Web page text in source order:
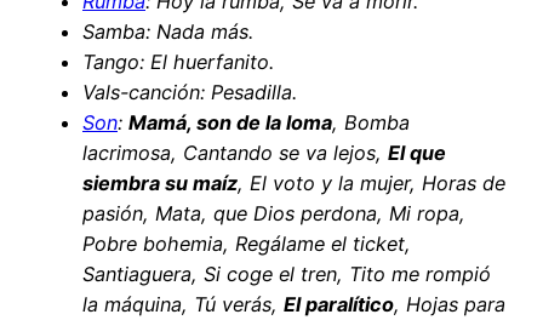
Samba: Nada más.
Tango: El huerfanito.
Vals-canción: Pesadilla.
Son: Mamá, son de la loma, Bomba
lacrimosa, Cantando se va lejos, El que
siembra su maíz, El voto y la mujer, Horas de
pasión, Mata, que Dios perdona, Mi ropa,
Pobre bohemia, Regálame el ticket,
Santiaguera, Si coge el tren, Tito me rompió
la máquina, Tú verás, El paralítico, Hojas para